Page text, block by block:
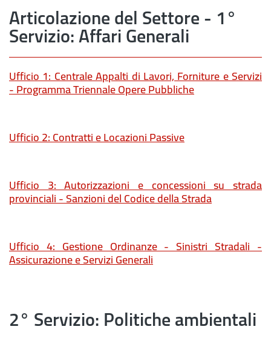
Articolazione del Settore - 1°
Servizio: Affari Generali
Ufficio 1: Centrale Appalti di Lavori, Forniture e Servizi
- Programma Triennale Opere Pubbliche
Ufficio 2: Contratti e Locazioni Passive
Ufficio 3: Autorizzazioni e concessioni su strada
provinciali - Sanzioni del Codice della Strada
Ufficio 4: Gestione Ordinanze - Sinistri Stradali -
Assicurazione e Servizi Generali
2° Servizio: Politiche ambientali